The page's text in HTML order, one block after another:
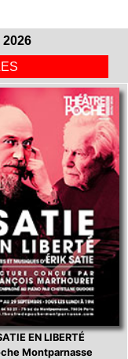
EN LIBERTÉ
Montparnasse